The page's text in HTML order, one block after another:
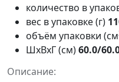
количество в
вес в упаковке (г)
объём упаковки (см
ШxВxГ (см)60.0/
Описание: